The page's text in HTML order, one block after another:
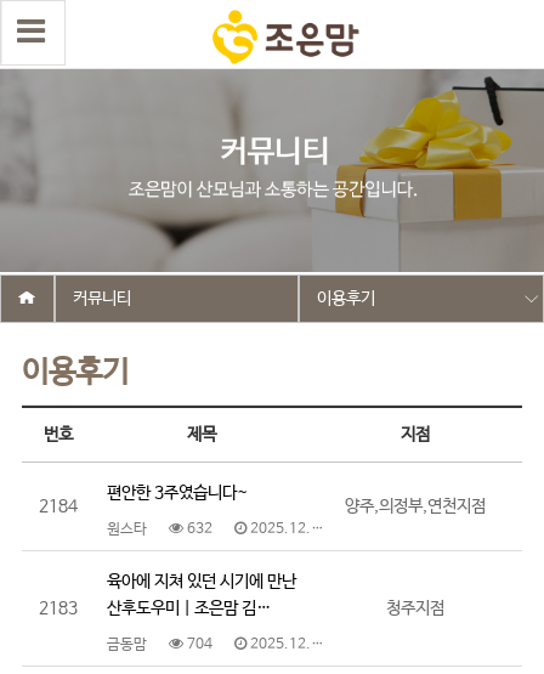
이용후기
커뮤니티 이용후기
번호 제목 지점
2184
편안한 3주였습니다~
원스타 632 2025.12.22
양주,의정부,연천지점
2183
육아에 지쳐 있던 시기에 만난
산후도우미 | 조은맘 김…
금동맘 704 2025.12.16
청주지점